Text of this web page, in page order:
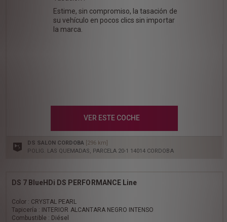
Estime, sin compromiso, la tasación de
su vehículo en pocos clics sin importar
la marca.
VER ESTE COCHE
DS SALON CORDOBA [296 km]
POLIG. LAS QUEMADAS, PARCELA 20-1 14014 CORDOBA
DS 7 BlueHDi DS PERFORMANCE Line
Color : CRYSTAL PEARL
Tapicería : INTERIOR ALCANTARA NEGRO INTENSO
Combustible : Diésel